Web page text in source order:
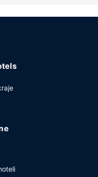
to jacuzzi, centrum
kuchnia amerykańska i
takie jak
jest podawane
przewodowy